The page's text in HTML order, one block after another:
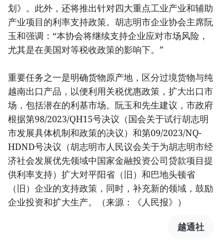
划》。此外，还将推出针对四大重点工业产业和辅助
产业项目的利率支持政策。胡志明市企业协会主席阮
玉和强调：“本协会将继续支持企业应对市场风险，
尤其是在美国对等税收政策的影响下。”
重要任务之一是明确货物原产地，区分过境货物与纯
越南出口产品，以便利用关税优惠政策，扩大出口市
场，包括潜在的利基市场。阮玉和先生建议，市政府
根据第98/2023/QH15号决议（国会关于试行胡志明
市发展具体机制和政策的决议）和第09/2023/NQ-
HDND号决议（胡志明市人民议会关于为胡志明市经
济社会发展优先领域中国家金融投资公司贷款项目提
供利率支持）扩大对平阳省（旧）和巴地头顿省
（旧）企业的支持政策，同时，补充新的领域，鼓励
企业投资和扩大生产。（来源：《人民报》）
越通社